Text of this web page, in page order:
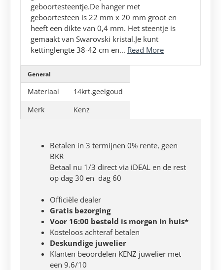
geboortesteentje.De hanger met
geboortesteen is 22 mm x 20 mm groot en
heeft een dikte van 0,4 mm. Het steentje is
gemaakt van Swarovski kristal.Je kunt
kettinglengte 38-42 cm en... Read More
General
Materiaal
14krt.geelgoud
Merk
Kenz
Betalen in 3 termijnen 0% rente, geen
BKR
Betaal nu 1/3 direct via iDEAL en de rest
op dag 30 en dag 60
Officiële dealer
Gratis bezorging
Voor 16:00 besteld is morgen in huis*
Kosteloos achteraf betalen
Deskundige juwelier
Klanten beoordelen KENZ juwelier met
een 9.6/10